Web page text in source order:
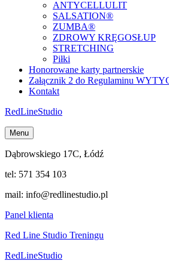
ANTYCELLULIT
SALSATION®
ZUMBA®
ZDROWY KRĘGOSŁUP
STRETCHING
Piłki
Honorowane karty partnerskie
Załącznik 2 do Regulaminu
Kontakt
RedLineStudio
Menu
Dąbrowskiego 17C, Łódź
tel: 571 354 103
mail: info@redlinestudio.pl
Panel klienta
Red Line Studio Treningu
RedLineStudio